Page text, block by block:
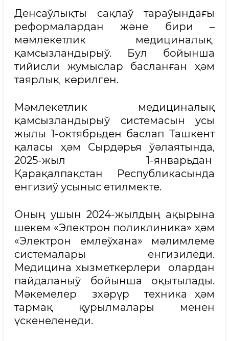
Денсаўлықты сақлаў тараўындағы
реформалардан және бири –
мәмлекетлик медициналық
қамсызландырыў. Бул бойынша
тийисли жумыслар басланған ҳәм
таярлық көрилген.
Мәмлекетлик медициналық
қамсызландырыў системасын усы
жылы 1-октябрьден баслап Ташкент
қаласы ҳәм Сырдәрья ўәлаятында,
2025-жыл 1-январьдан
Қарақалпақстан Республикасында
енгизиў усыныс етилмекте.
Оның ушын 2024-жылдың ақырына
шекем «Электрон поликлиника» ҳәм
«Электрон емлеўхана» мәлимлеме
системалары енгизиледи.
Медицина хызметкерлери олардан
пайдаланыў бойынша оқытылады.
Мәкемелер зхәрүр техника ҳәм
тармақ қурылмалары менен
үскенеленеди.